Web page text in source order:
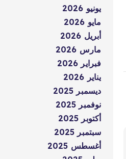
يونيو 2026
مايو 2026
أبريل 2026
مارس 2026
فبراير 2026
يناير 2026
ديسمبر 2025
نوفمبر 2025
أكتوبر 2025
سبتمبر 2025
أغسطس 2025